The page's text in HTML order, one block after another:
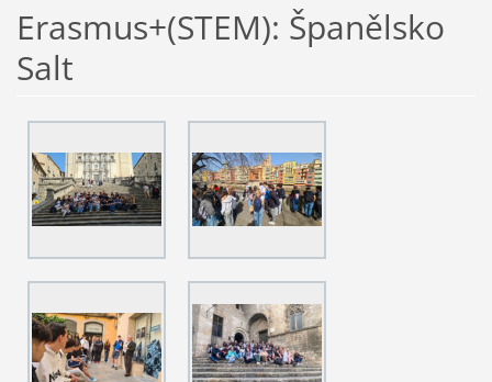
Erasmus+(STEM): Španělsko
Salt